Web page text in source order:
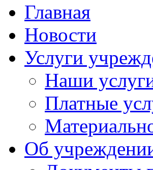
Главная
Новости
Услуги
Наши
Платные
Об